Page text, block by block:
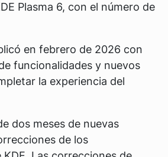
Plasma 6, con el número de
en febrero de 2026 con
funcionalidades y nuevos
la experiencia del
dos meses de nuevas
de los